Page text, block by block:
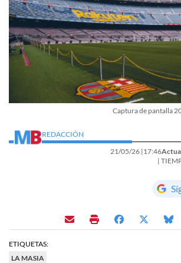
Captura de pantalla
REDACCIÓN
21/05/26 |17:46
|
ETIQUETAS:
LA MASIA